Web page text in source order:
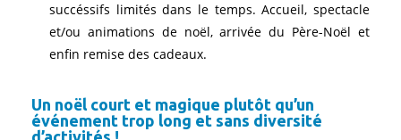
succéssifs limités dans le temps. Accueil, spectacle
et/ou animations de noël, arrivée du Père-Noël et
enfin remise des cadeaux.
Un noël court et magique plutôt qu’un
événement trop long et sans diversité
d’activités !